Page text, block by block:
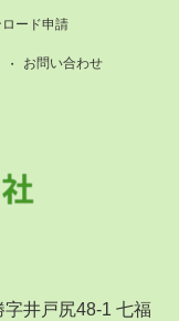
井戸尻48-1 七福
ード申請
お問い合わせ